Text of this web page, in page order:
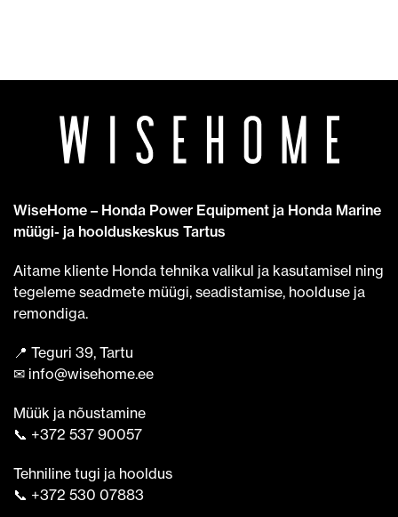
WiseHome – Honda Power Equipment ja Honda Marine
müügi- ja hoolduskeskus Tartus
Aitame kliente Honda tehnika valikul ja kasutamisel ning
tegeleme seadmete müügi, seadistamise, hoolduse ja
remondiga.
📍 Teguri 39, Tartu
✉ info@wisehome.ee
Müük ja nõustamine
📞 +372 537 90057
Tehniline tugi ja hooldus
📞 +372 530 07883